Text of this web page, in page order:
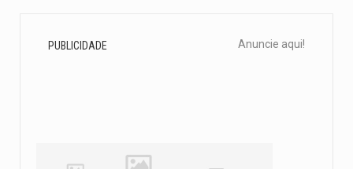
PUBLICIDADE Anuncie aqui!